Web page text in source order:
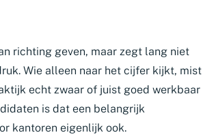
richting geven, maar zegt lang niet
Wie alleen naar het cijfer kijkt, mist
echt zwaar of juist goed werkbaar
is dat een belangrijk
kantoren eigenlijk ook.